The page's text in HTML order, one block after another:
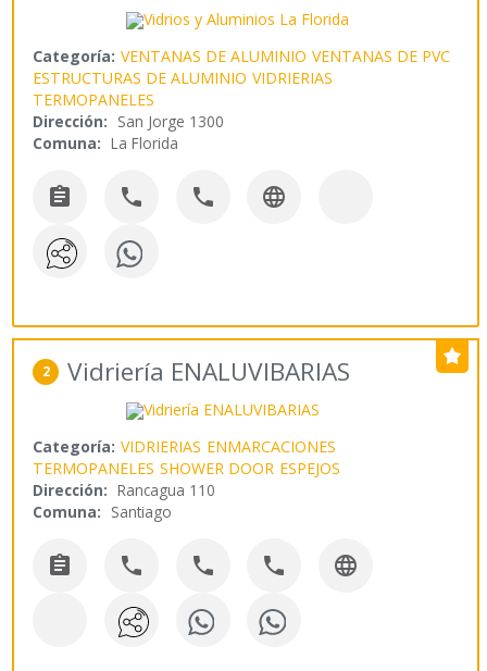
Categoría: VENTANAS DE ALUMINIO VENTANAS DE PVC
ESTRUCTURAS DE ALUMINIO VIDRIERIAS
TERMOPANELES
Dirección: San Jorge 1300
Comuna: La Florida
   
2 Vidriería ENALUVIBARIAS
Categoría: VIDRIERIAS ENMARCACIONES
TERMOPANELES SHOWER DOOR ESPEJOS
Dirección: Rancagua 110
Comuna: Santiago
    